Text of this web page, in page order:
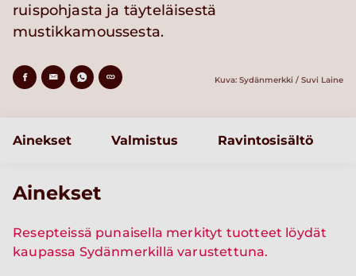
ruispohjasta ja täyteläisestä
mustikkamoussesta.
Kuva: Sydänmerkki / Suvi Laine
Ainekset Valmistus Ravintosisältö
Ainekset
Resepteissä punaisella merkityt tuotteet löydät
kaupassa Sydänmerkillä varustettuna.